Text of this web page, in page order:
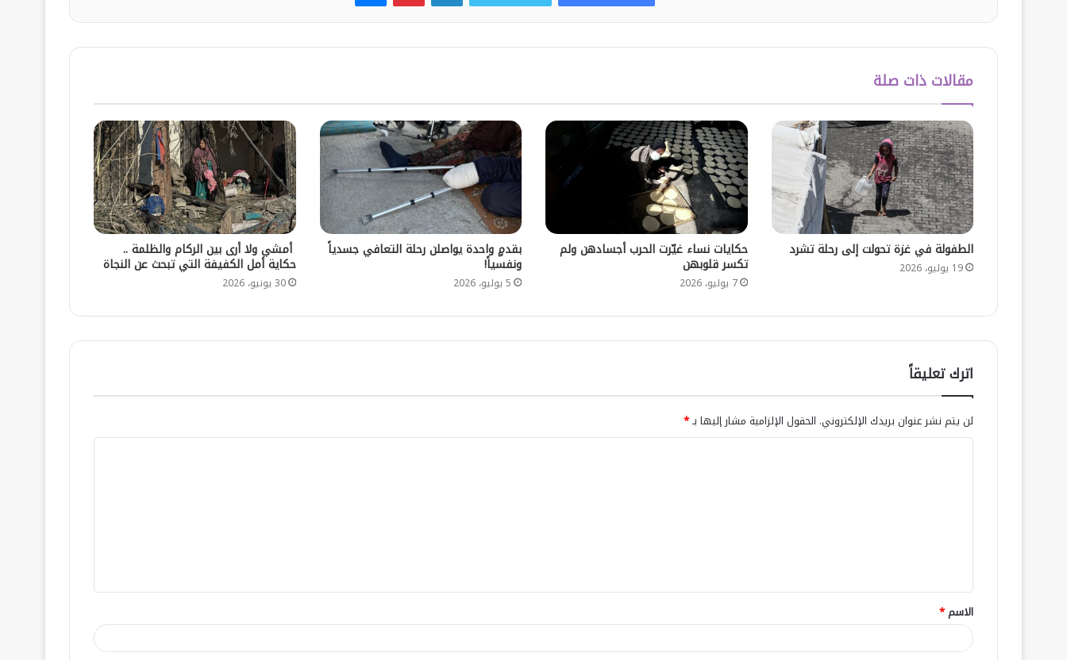
مقالات ذات صلة
الطفولة في غزة تحولت إلى رحلة تشرد
19 يوليو، 2026
حكايات نساء غيّرت الحرب أجسادهن ولم
تكسر قلوبهن
7 يوليو، 2026
بقدمٍ واحدة يواصلن رحلة التعافي جسدياً
ونفسياً!
5 يوليو، 2026
أمشي ولا أرى بين الركام والظلمة ..
حكاية أمل الكفيفة التي تبحث عن النجاة
30 يونيو، 2026
اترك تعليقاً
لن يتم نشر عنوان بريدك الإلكتروني. الحقول الإلزامية مشار إليها بـ*
الاسم*